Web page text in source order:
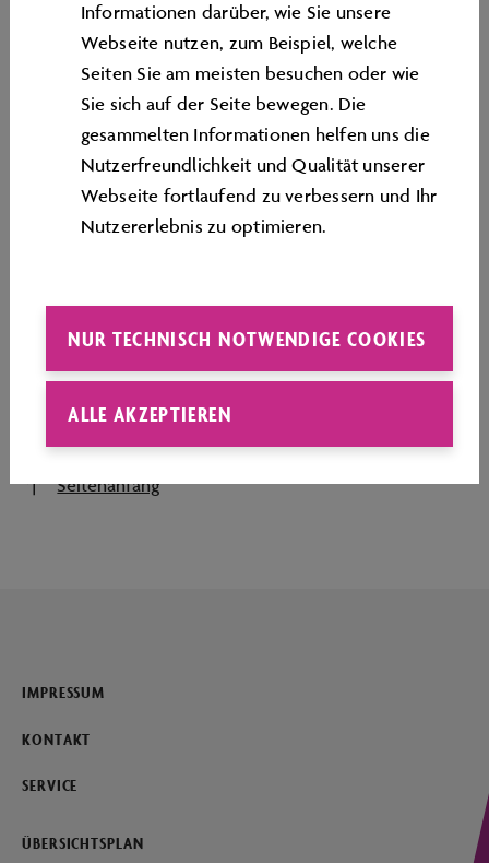
Informationen zu Datenschutz und Nutzung unseres
Karriereportals finden Sie hier.
mehr
INFORMATIONEN ZUR BARRIEREFREIHEIT
Informationen zur Barrierefreiheit der Autostadt
mehr
Seitenanfang
IMPRESSUM
KONTAKT
SERVICE
ÜBERSICHTSPLAN
Informationen darüber, wie Sie unsere
Webseite nutzen, zum Beispiel, welche
Seiten Sie am meisten besuchen oder wie
Sie sich auf der Seite bewegen. Die
gesammelten Informationen helfen uns die
Nutzerfreundlichkeit und Qualität unserer
Webseite fortlaufend zu verbessern und Ihr
Nutzererlebnis zu optimieren.
NUR TECHNISCH NOTWENDIGE COOKIES
ALLE AKZEPTIEREN